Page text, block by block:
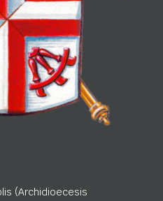
(Archidioecesis